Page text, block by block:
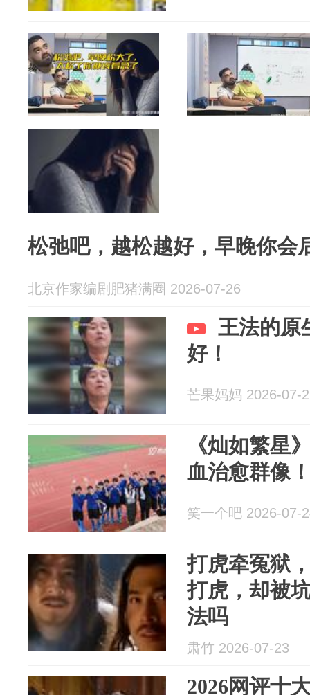
松弛吧，越松越好，早晚你会
北京作家编剧肥猪满圈 2026-07-26
王法的原
好！
芒果妈妈 2026-07-
《灿如繁星
血治愈群像
笑一个吧 2026-07-
打虎牵冤狱
打虎，却被
法吗
肃竹 2026-07-23
2026网评十